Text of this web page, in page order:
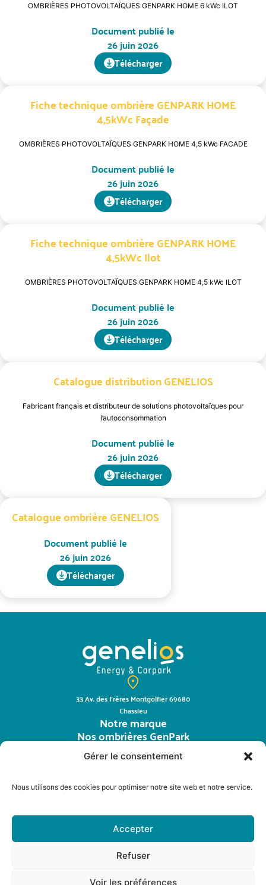
Gérer le consentement
Nous utilisons des cookies pour optimiser notre site web et notre service.
Accepter
Refuser
Voir les préférences
OMBRIÈRES PHOTOVOLTAÏQUES GENPARK HOME 6 kWc ILOT
Document publié le
26 juin 2026
Télécharger
Fiche technique ombrière GENPARK HOME
4,5kWc Façade
OMBRIÈRES PHOTOVOLTAÏQUES GENPARK HOME 4,5 kWc FACADE
Document publié le
26 juin 2026
Télécharger
Fiche technique ombrière GENPARK HOME
4,5kWc Ilot
OMBRIÈRES PHOTOVOLTAÏQUES GENPARK HOME 4,5 kWc ILOT
Document publié le
26 juin 2026
Télécharger
Catalogue distribution GENELIOS
Fabricant français et distributeur de solutions photovoltaïques pour
l’autoconsommation
Document publié le
26 juin 2026
Télécharger
Catalogue ombrière GENELIOS
Document publié le
26 juin 2026
Télécharger
33 Av. des Frères Montgolfier 69680
Chassieu
Notre marque
Nos ombrières GenPark
La distribution
Contact
E-shop
Suivez-nous sur